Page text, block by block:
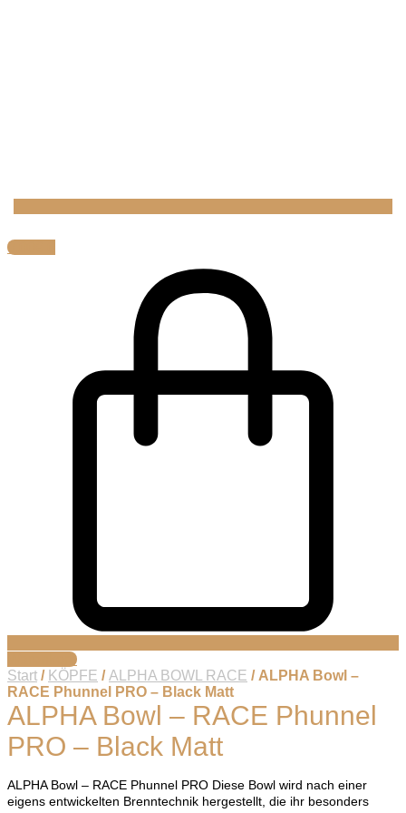
0,00
Warenkorb
Start / KÖPFE /ALPHA BOWL RACE / ALPHA Bowl –
RACE Phunnel PRO – Black Matt
ALPHA Bowl – RACE Phunnel
PRO – Black Matt
ALPHA Bowl – RACE Phunnel PRO Diese Bowl wird nach einer
eigens entwickelten Brenntechnik hergestellt, die ihr besonders